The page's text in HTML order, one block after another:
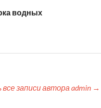
водных
записи автора admin →